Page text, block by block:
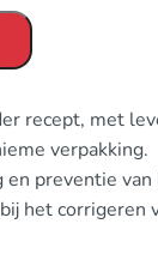
recept, met
verpakking.
preventie
het corrigeren